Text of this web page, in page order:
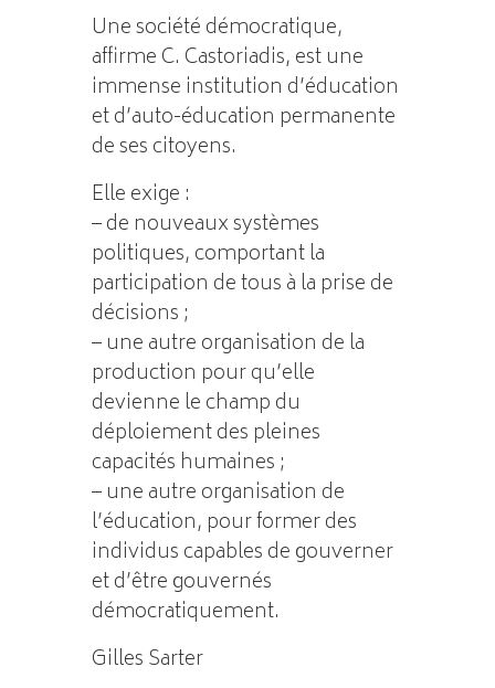
Une société démocratique,
affirme C. Castoriadis, est une
immense institution d’éducation
et d’auto-éducation permanente
de ses citoyens.
Elle exige :
– de nouveaux systèmes
politiques, comportant la
participation de tous à la prise de
décisions ;
– une autre organisation de la
production pour qu’elle
devienne le champ du
déploiement des pleines
capacités humaines ;
– une autre organisation de
l’éducation, pour former des
individus capables de gouverner
et d’être gouvernés
démocratiquement.
Gilles Sarter